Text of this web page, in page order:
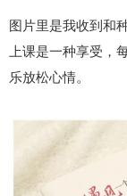
图片里是我收到和
上课是一种享受，
乐放松心情。